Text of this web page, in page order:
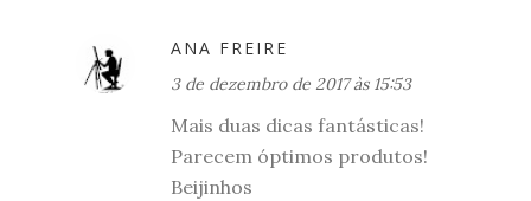
ANA FREIRE
3 de dezembro de 2017 às 15:53
Mais duas dicas fantásticas!
Parecem óptimos produtos!
Beijinhos